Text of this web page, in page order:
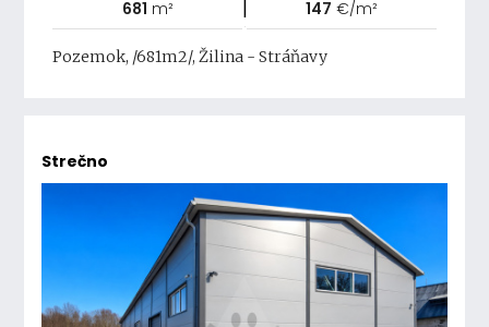
681 m² | 147 €/m²
Pozemok, /681m2/, Žilina - Stráňavy
Strečno